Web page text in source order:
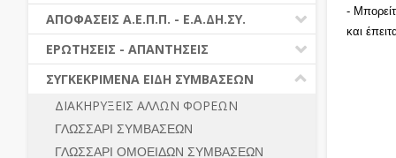
-
και
ΔΗΜΟΤΙΚΟΣ ΚΩΔΙΚΑΣ (Ν.3463/2006)
ΚΑΛΛΙΚΡΑΤΗΣ (Ν.3852/2010)
ΝΟΜΟΘΕΣΙΑ - ΝΟΜΟΛΟΓΙΑ (ΣΥΝΟΛΟ)
ΝΟΜΟΘΕΣΙΑ - ΝΟΜΟΛΟΓΙΑ COVID -19
ΕΡΩΤΗΣΕΙΣ - ΑΠΑΝΤΗΣΕΙΣ
ΑΠΟΦΑΣΕΙΣ Α.Ε.Π.Π. - Ε.Α.ΔΗ.ΣΥ.
ΠΡΟΔΙΚΑΣΤΙΚΗ ΠΡΟΣΦΥΓΗ
ΓΕΝΙΚΟΙ ΚΑΝΟΝΕΣ
ΔΙΚΑΙΟΥΜΕΝΟΙ ΣΥΜΜΕΤΟΧΗΣ
ΠΡΟΣΦΟΡΕΣ – ΔΙΚΑΙΟΛΟΓΗΤΙΚΑ
ΣΥΜΜΕΤΟΧΗΣ
ΕΡΩΤΗΣΕΙΣ - ΑΠΑΝΤΗΣΕΙΣ
Ν. 4782/2021 - ΤΡΟΠΟΠΟΙΗΣΗ
4412/2016
ΔΙΕΞΑΓΩΓΗ ΔΙΑΔΙΚΑΣΙΑΣ
ΔΙΑΔΙΚΑΣΙΕΣ ΑΝΑΘΕΣΗΣ
ΣΥΓΚΕΚΡΙΜΕΝΑ ΕΙΔΗ ΣΥΜΒΑΣΕΩΝ
ΔΙΑΚΗΡΥΞΕΙΣ ΑΛΛΩΝ ΦΟΡΕΩΝ
ΓΛΩΣΣΑΡΙ ΣΥΜΒΑΣΕΩΝ
ΓΛΩΣΣΑΡΙ ΟΜΟΕΙΔΩΝ ΣΥΜΒΑΣΕΩΝ